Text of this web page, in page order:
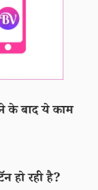
के बाद ये काम
हो रही है?